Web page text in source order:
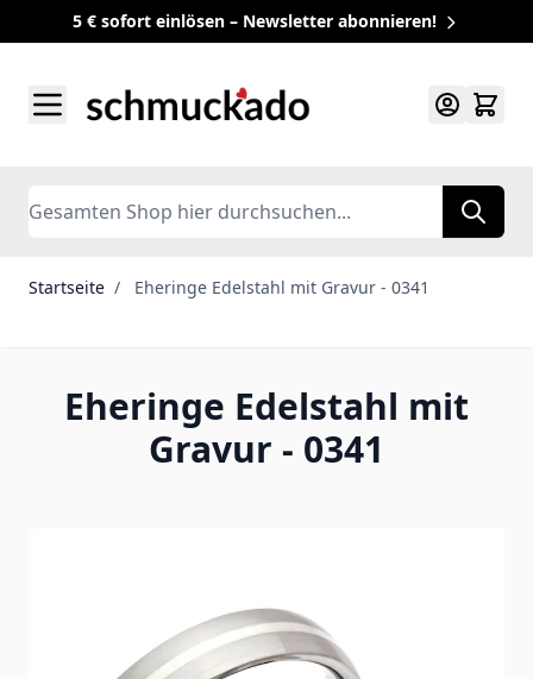
5 € sofort einlösen – Newsletter abonnieren!
Search
Startseite / Eheringe Edelstahl mit Gravur - 0341
Eheringe Edelstahl mit
Gravur - 0341